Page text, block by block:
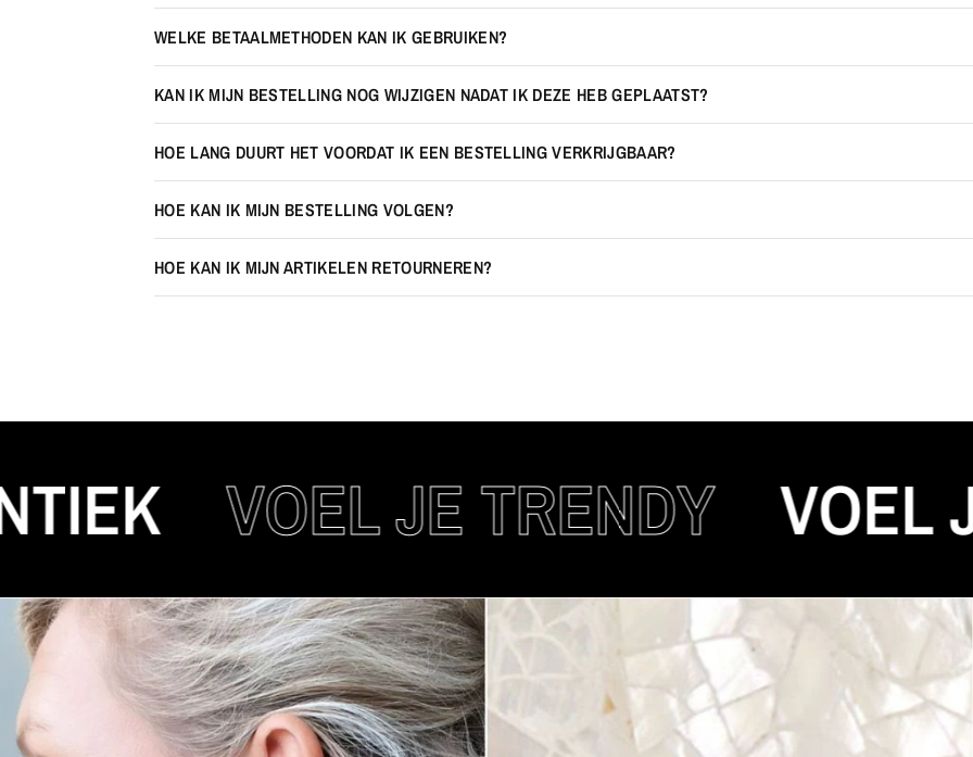
WELKE BETAALMETHODEN KAN IK GEBRUIKEN?
KAN IK MIJN BESTELLING NOG WIJZIGEN NADAT IK DEZE HEB GEPLAATST?
HOE LANG DUURT HET VOORDAT IK EEN BESTELLING VERKRIJGBAAR?
HOE KAN IK MIJN BESTELLING VOLGEN?
HOE KAN IK MIJN ARTIKELEN RETOURNEREN?
VOEL JE TRENDY VOEL JE